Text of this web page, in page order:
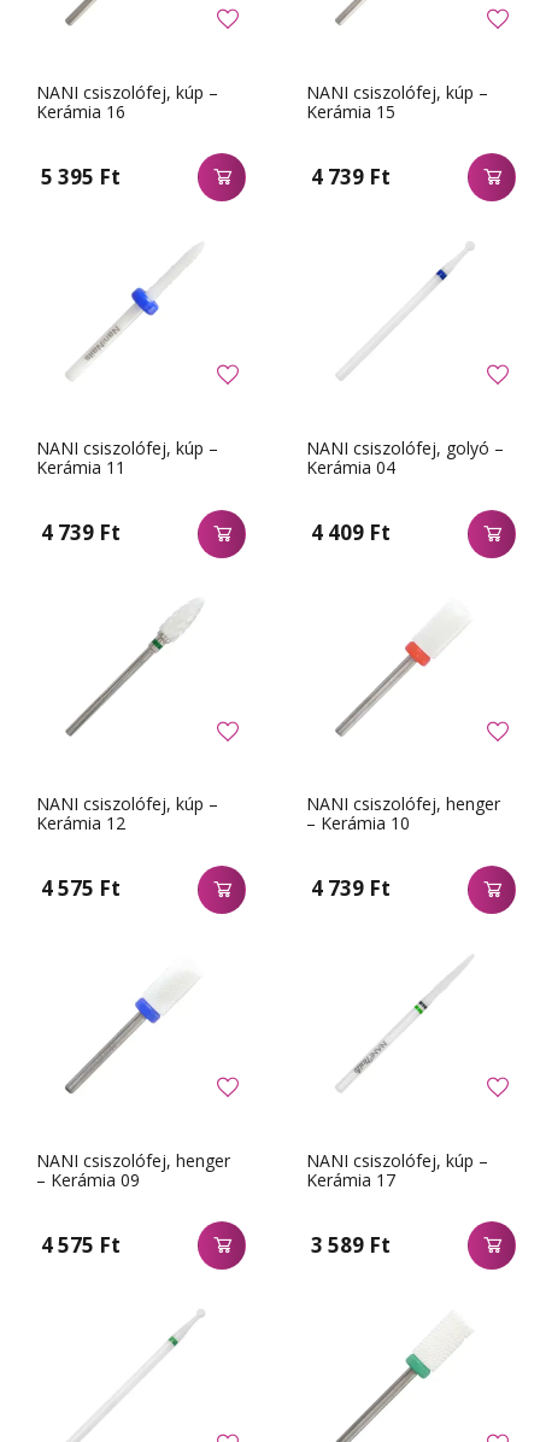
NANI csiszolófej, kúp –
Kerámia 16
5 395 Ft
NANI csiszolófej, kúp –
Kerámia 15
4 739 Ft
NANI csiszolófej, kúp –
Kerámia 11
4 739 Ft
NANI csiszolófej, golyó –
Kerámia 04
4 409 Ft
NANI csiszolófej, kúp –
Kerámia 12
4 575 Ft
NANI csiszolófej, henger
– Kerámia 10
4 739 Ft
NANI csiszolófej, henger
– Kerámia 09
4 575 Ft
NANI csiszolófej, kúp –
Kerámia 17
3 589 Ft